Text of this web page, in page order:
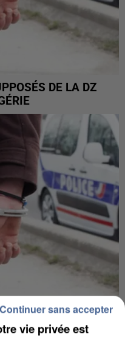
DE LA DZ
MAFIA
vie privée est
Continuer sans accepter